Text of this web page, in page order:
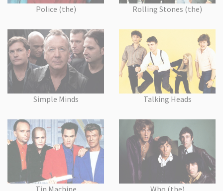
Police (the) Rolling Stones (the)
Simple Minds Talking Heads